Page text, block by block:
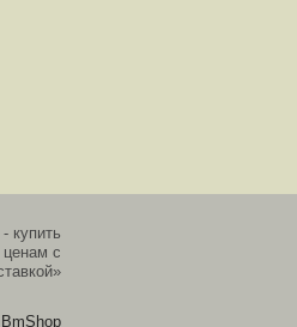
купить
ценам с
BmShop